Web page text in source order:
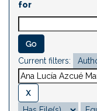
for
Current filters: